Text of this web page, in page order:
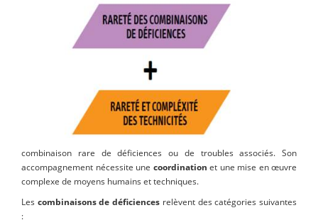
combinaison rare de déficiences ou de troubles associés. Son
accompagnement nécessite une coordination et une mise en œuvre
complexe de moyens humains et techniques.
Les combinaisons de déficiences relèvent des catégories suivantes
: